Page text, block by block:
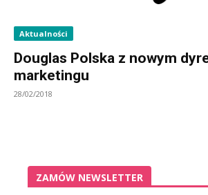
Aktualności
Douglas Polska z nowym
marketingu
28/02/2018
ZAMÓW NEWSLETTER